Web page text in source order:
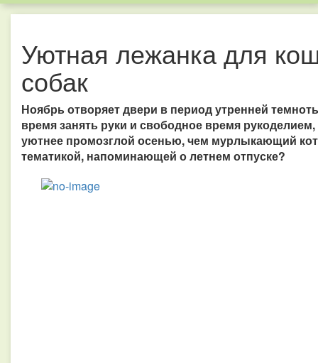
Уютная лежанка для
собак
Ноябрь отворяет двери в период утренней
время занять руки и свободное время
уютнее промозглой осенью, чем мурлыкающий
тематикой, напоминающей о летнем отпуске?